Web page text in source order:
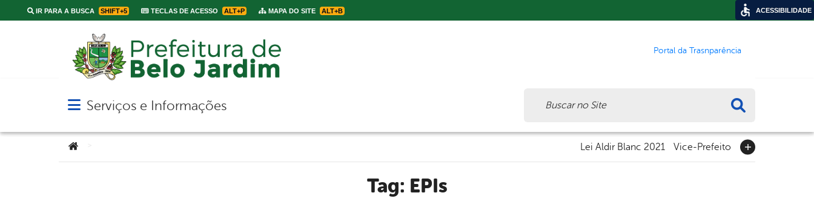
IR PARA A BUSCA SHIFT+5 TECLAS DE ACESSO ALT+P MAPA DO SITE ALT+B
Portal da Trasnparência
Abrir menu principal de navegação
Serviços e Informações
Você está aqui: Lei Aldir Blanc 2021 Vice-Prefeito
Tag: EPIs
ACESSIBILIDADE